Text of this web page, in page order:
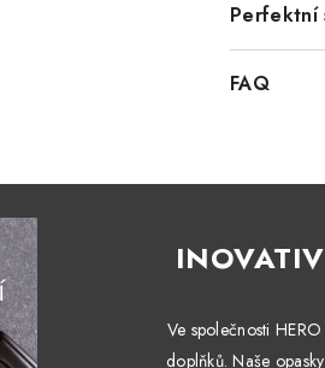
Perfektní
FAQ
Ve společnosti
doplňků. Naše